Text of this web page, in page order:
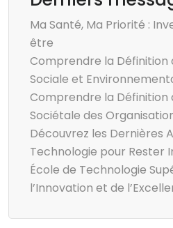
Ma Santé, Ma Priorité :
être
Comprendre la Définition
Sociale et
Comprendre la Définition
Sociétale des
Découvrez les Dernières
Technologie pour Rester
École de Technologie
l’Innovation et de